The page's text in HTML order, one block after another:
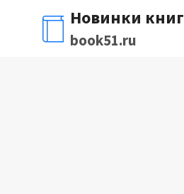
содержимому
Новинки книг
book51.ru